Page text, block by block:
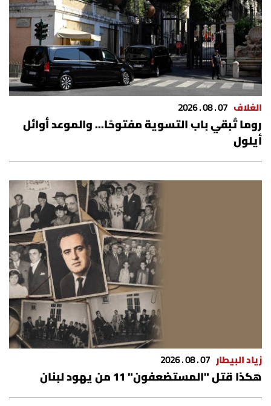
الغلاف 07 . 08 . 2026
روما تُبقي باب التسوية مفتوحًا... والموعد أوائل
أيلول
زياد البيطار 07 . 08 . 2026
هكذا قتل "المستضعفون" 11 من يهود لبنان